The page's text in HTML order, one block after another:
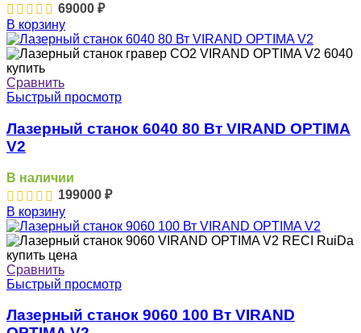
69000 ₽
В корзину
Сравнить
Быстрый просмотр
Лазерный станок 6040 80 Вт VIRAND OPTIMA
V2
В наличии
199000 ₽
В корзину
Сравнить
Быстрый просмотр
Лазерный станок 9060 100 Вт VIRAND